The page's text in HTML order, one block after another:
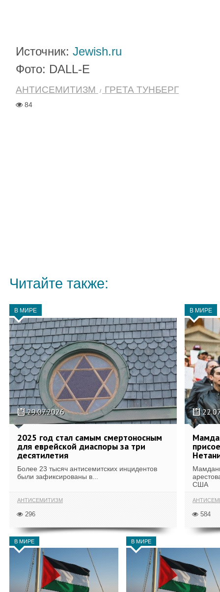
Источник: Jewish.ru
Фото: DALL-E
АНТИСЕМИТИЗМ ГРЕТА ТУНБЕРГ
84
Читайте также:
В МИРЕ
29.07.2026
2025 год стал самым смертоносным
для еврейской диаспоры за три
десятилетия
Более 23 тысяч антисемитских инцидентов
были зафиксированы в...
АНТИСЕМИТИЗМ
296
В МИРЕ
США
584
В МИРЕ В МИРЕ